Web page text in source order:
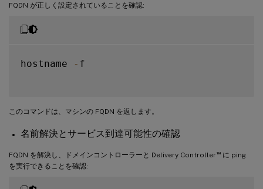
FQDN が正しく設定されていることを確認:
hostname - f
このコマンドは、マシンの FQDN を返します。
名前解決とサービス到達可能性の確認
FQDN を解決し、ドメインコントローラーと Delivery Controller™に ping
を実行できることを確認: